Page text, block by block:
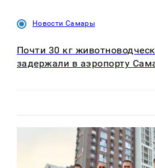
Новости Самары
Почти 30 кг
задержали в аэропорту